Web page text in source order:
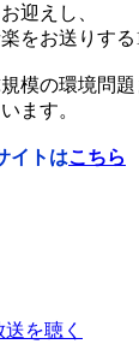
迎えし、
をお送りする
模の環境問
ます。
イトはこちら
を聴く